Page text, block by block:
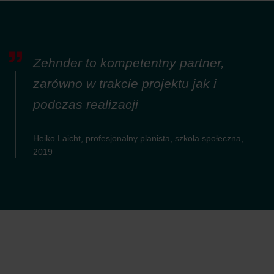
Zehnder to kompetentny partner,
zarówno w trakcie projektu jak i
podczas realizacji
Heiko Laicht, profesjonalny planista, szkoła społeczna,
2019